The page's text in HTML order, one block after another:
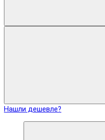
Нашли дешевле?